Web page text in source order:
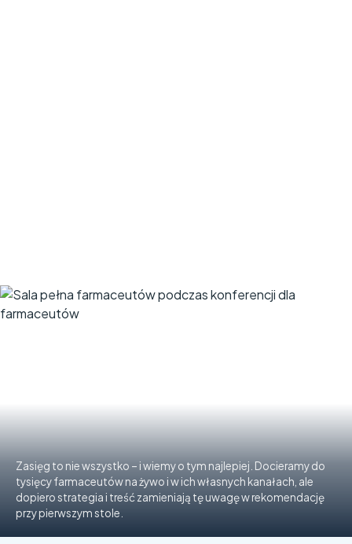
Zasięg to nie wszystko – i wiemy o tym najlepiej. Docieramy do
tysięcy farmaceutów na żywo i w ich własnych kanałach, ale
dopiero strategia i treść zamieniają tę uwagę w rekomendację
przy pierwszym stole.